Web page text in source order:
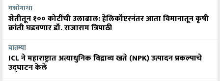
यशोगाथा
शेतीतून १०० कोटींची उलाढाल: हेलिकॉप्टरनंतर आता विमानातून कृषी
क्रांती घडवणार डॉ. राजाराम त्रिपाठी
बातम्या
ICL ने महाराष्ट्रात अत्याधुनिक विद्राव्य खते (NPK) उत्पादन प्रकल्पाचे
उद्घाटन केले